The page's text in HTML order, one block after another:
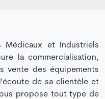
Médicaux et Industriels
la commercialisation,
vente des équipements
de sa clientèle et
propose tout type de